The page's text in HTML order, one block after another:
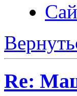
Re: